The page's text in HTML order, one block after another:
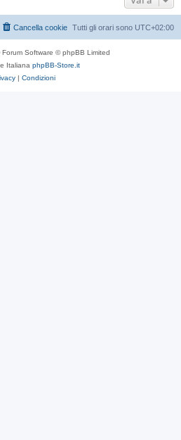
Tutti gli orari sono UTC+02:00
Cancella cookie
Forum Software © phpBB Limited
Italiana phpBB-Store.it
| Condizioni